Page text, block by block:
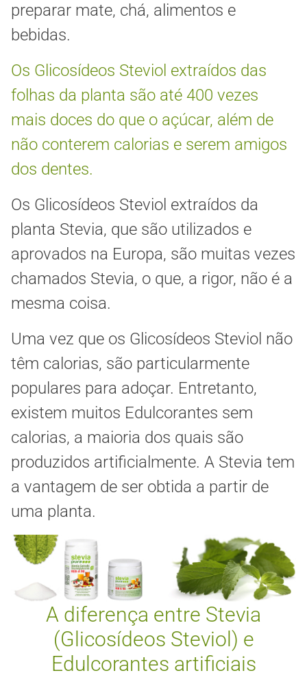
preparar mate, chá, alimentos e
bebidas.
Os Glicosídeos Steviol extraídos das
folhas da planta são até 400 vezes
mais doces do que o açúcar, além de
não conterem calorias e serem amigos
dos dentes.
Os Glicosídeos Steviol extraídos da
planta Stevia, que são utilizados e
aprovados na Europa, são muitas vezes
chamados Stevia, o que, a rigor, não é a
mesma coisa.
Uma vez que os Glicosídeos Steviol não
têm calorias, são particularmente
populares para adoçar. Entretanto,
existem muitos Edulcorantes sem
calorias, a maioria dos quais são
produzidos artificialmente. A Stevia tem
a vantagem de ser obtida a partir de
uma planta.
A diferença entre Stevia
(Glicosídeos Steviol) e
Edulcorantes artificiais